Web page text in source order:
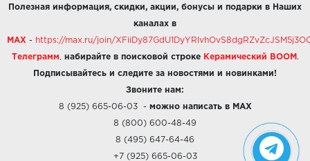
Полезная информация, скидки, акции, бонусы и подарки в Наших
каналах в
MAX - https://max.ru/join/
Телеграмм набирайте в поисковой строке Керамический BOOM .
Подписывайтесь и следите за новостями и новинками!
Звоните нам:
8 (925) 665-06-03- можно написать в MAX
8 (800) 600-48-49
8 (495) 647-64-46
+7 (925) 665-06-03